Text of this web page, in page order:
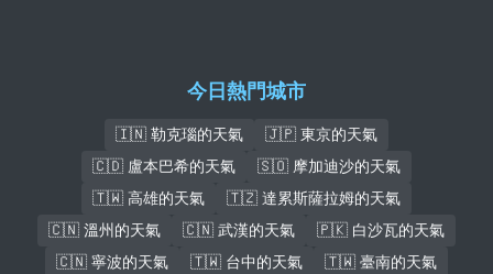
今日熱門城市
🇮🇳 勒克瑙的天氣
🇯🇵 東京的天氣
🇨🇩 盧本巴希的天氣
🇸🇴 摩加迪沙的天氣
🇹🇼 高雄的天氣
🇹🇿 達累斯薩拉姆的天氣
🇨🇳 溫州的天氣
🇨🇳 武漢的天氣
🇵🇰 白沙瓦的天氣
🇨🇳 寧波的天氣
🇹🇼 台中的天氣 🇹🇼 臺南的天氣